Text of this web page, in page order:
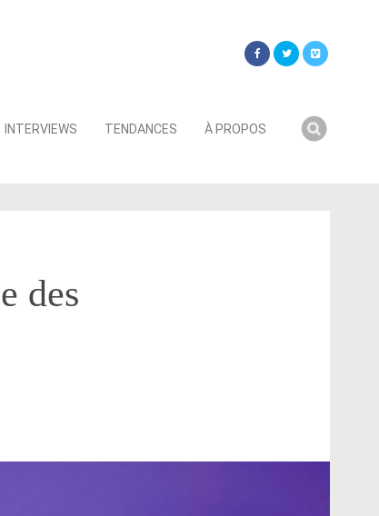
INTERVIEWS TENDANCES À PROPOS
des